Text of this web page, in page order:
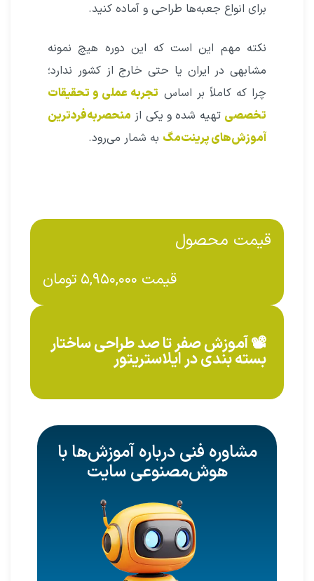
برای انواع جعبه‌ها طراحی و آماده کنید.
نکته مهم این است که این دوره هیچ نمونه
مشابهی در ایران یا حتی خارج از کشور ندارد؛
چرا که کاملاً بر اساس تجربه عملی و تحقیقات
تخصصی تهیه شده و یکی از منحصربه‌فردترین
آموزش‌های پرینت‌مگ به شمار می‌رود.
قیمت محصول
قیمت ۵,۹۵۰,۰۰۰ تومان
📽️ آموزش صفر تا صد طراحی ساختار
بسته بندی در ایلاستریتور
مشاوره فنی درباره آموزش‌ها با
هوش‌مصنوعی سایت